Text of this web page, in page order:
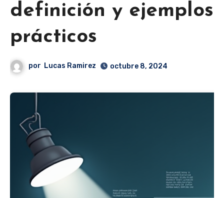
definición y ejemplos
prácticos
por Lucas Ramirez octubre 8, 2024